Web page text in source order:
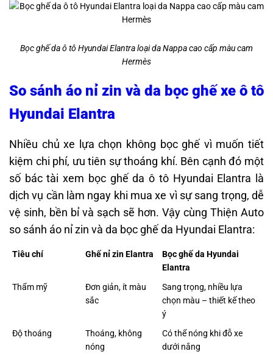
Bọc ghế da ô tô Hyundai Elantra loại da Nappa cao cấp màu cam
Hermès
So sánh áo nỉ zin và da bọc ghế xe ô tô
Hyundai Elantra
Nhiều chủ xe lựa chọn không bọc ghế vì muốn tiết
kiệm chi phí, ưu tiên sự thoáng khí. Bên cạnh đó một
số bác tài xem bọc ghế da ô tô Hyundai Elantra là
dịch vụ cần làm ngay khi mua xe vì sự sang trọng, dễ
vệ sinh, bền bỉ và sạch sẽ hơn. Vậy cùng Thiện Auto
so sánh áo nỉ zin và da bọc ghế da Hyundai Elantra:
Tiêu chí Ghế nỉ zin Elantra
Bọc ghế da Hyundai
Elantra
Thẩm mỹ
Đơn giản, ít màu
sắc
Sang trọng, nhiều lựa
chọn màu – thiết kế theo
ý
Độ thoáng
Thoáng, không
nóng
Có thể nóng khi đỗ xe
dưới nắng